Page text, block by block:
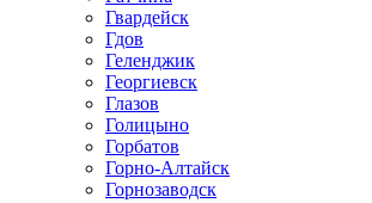
Гвардейск
Гдов
Геленджик
Георгиевск
Глазов
Голицыно
Горбатов
Горно-Алтайск
Горнозаводск